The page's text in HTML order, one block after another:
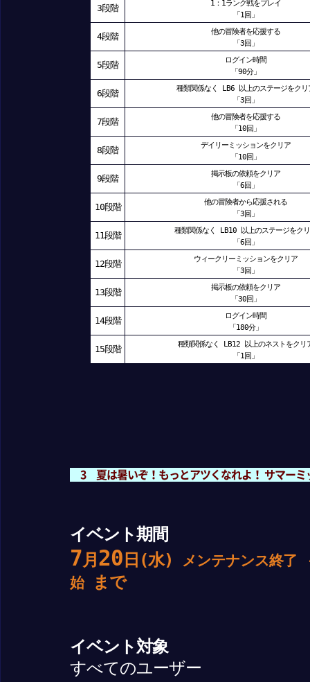
3段階
1：1ランク戦をプレイ
「1回」
4段階
他の冒険者を応援する
「3回」
5段階
ログイン時間
「90分」
6段階
種類関係なく LB6 以上のステージをクリ
「3回」
7段階
他の冒険者を応援する
「10回」
8段階
デイリーミッションをクリア
「10回」
9段階
掲示板の依頼をクリア
「6回」
10段階
他の冒険者から応援される
「3回」
11段階
種類関係なく LB10 以上のステージをク
「6回」
12段階
ウィークリーミッションをクリア
「3回」
13段階
掲示板の依頼をクリア
「30回」
14段階
ログイン時間
「180分」
15段階
種類関係なく LB12 以上のネストをクリ
「1回」
3 夏は暑いぞ！もっとアツくなれよ！ サマー
イベント期間
7月 20 日(水) メンテナンス終了
始まで
イベント対象
すべてのユーザー